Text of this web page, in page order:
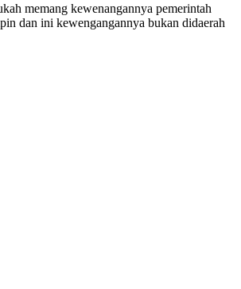
memang kewenangannya pemerintah
dan ini kewengangannya bukan didaerah